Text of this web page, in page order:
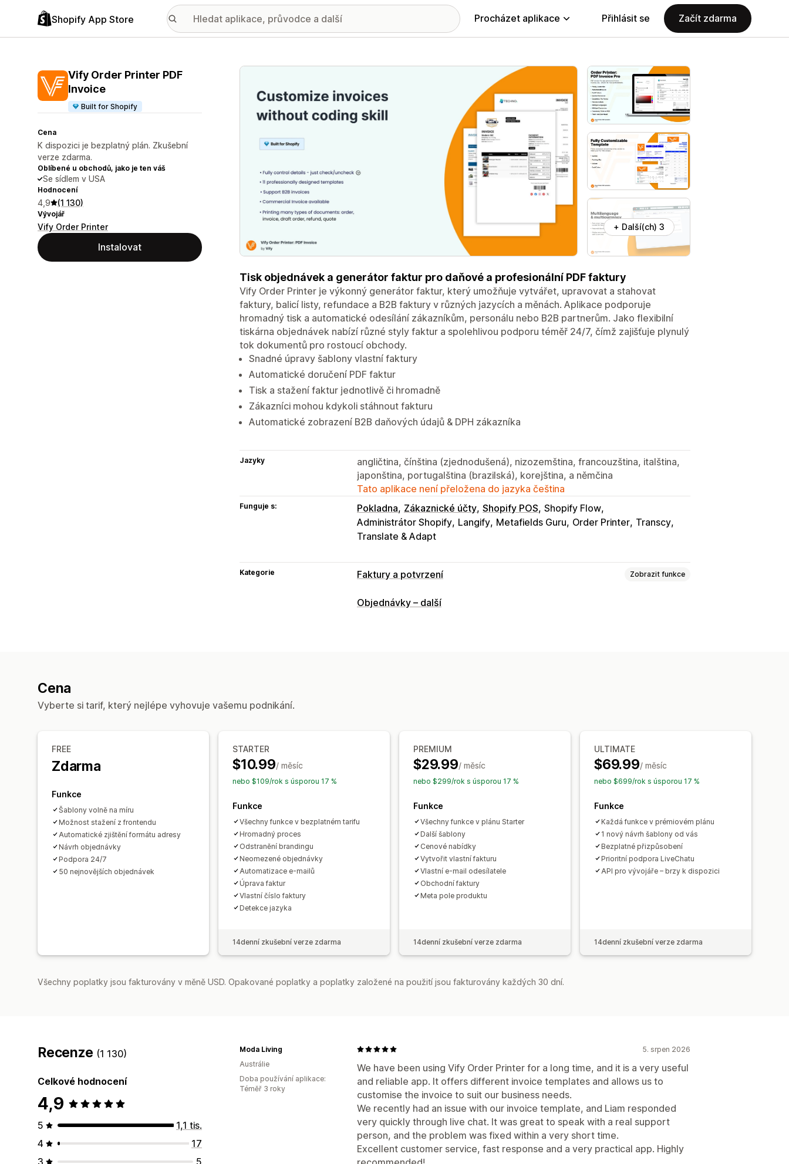
Shopify App Store Procházet aplikace Přihlásit se Začít zdarma
Vify Order Printer PDF
Invoice
Built for Shopify
Cena
K dispozici je bezplatný plán. Zkušební
verze zdarma.
Oblíbené u obchodů, jako je ten váš
Se sídlem v USA
Hodnocení
4,9 (1 130)
Vývojář
Vify Order Printer
Instalovat
Galerie propagovaných obrázků
+ Další(ch) 3
Tisk objednávek a generátor faktur pro daňové a profesionální PDF faktury
Vify Order Printer je výkonný generátor faktur, který umožňuje vytvářet, upravovat a stahovat
faktury, balicí listy, refundace a B2B faktury v různých jazycích a měnách. Aplikace podporuje
hromadný tisk a automatické odesílání zákazníkům, personálu nebo B2B partnerům. Jako flexibilní
tiskárna objednávek nabízí různé styly faktur a spolehlivou podporu téměř 24/7, čímž zajišťuje plynulý
tok dokumentů pro rostoucí obchody.
Snadné úpravy šablony vlastní faktury
Automatické doručení PDF faktur
Tisk a stažení faktur jednotlivě či hromadně
Zákazníci mohou kdykoli stáhnout fakturu
Automatické zobrazení B2B daňových údajů & DPH zákazníka
Jazyky
angličtina, čínština (zjednodušená), nizozemština, francouzština, italština,
japonština, portugalština (brazilská), korejština, a němčina
Tato aplikace není přeložena do jazyka čeština
Funguje s: Pokladna Zákaznické účty Shopify POS Shopify Flow
Administrátor Shopify Langify Metafields Guru Order Printer Transcy
Translate & Adapt
Kategorie Faktury a potvrzení Zobrazit funkce
Typy dokumentů
Generování PDF Tisk a export Postupné číslování
Objednávky – další
Cena
Vyberte si tarif, který nejlépe vyhovuje vašemu podnikání.
FREE
Zdarma
Funkce
Šablony volně na míru
Možnost stažení z frontendu
Automatické zjištění formátu adresy
Návrh objednávky
Podpora 24/7
50 nejnovějších objednávek
STARTER
$10.99/ měsíc
nebo $109/rok s úsporou 17 %
Funkce
Všechny funkce v bezplatném tarifu
Hromadný proces
Odstranění brandingu
Neomezené objednávky
Automatizace e-mailů
Úprava faktur
Vlastní číslo faktury
Detekce jazyka
14denní zkušební verze zdarma
PREMIUM
$29.99/ měsíc
nebo $299/rok s úsporou 17 %
Funkce
Všechny funkce v plánu Starter
Další šablony
Cenové nabídky
Vytvořit vlastní fakturu
Vlastní e-mail odesílatele
Obchodní faktury
Meta pole produktu
14denní zkušební verze zdarma
ULTIMATE
$69.99/ měsíc
nebo $699/rok s úsporou 17 %
Funkce
Každá funkce v prémiovém plánu
1 nový návrh šablony od vás
Bezplatné přizpůsobení
Prioritní podpora LiveChatu
API pro vývojáře – brzy k dispozici
14denní zkušební verze zdarma
Všechny poplatky jsou fakturovány v měně USD. Opakované poplatky a poplatky založené na použití jsou fakturovány každých 30 dní.
Recenze (1 130)
Celkové hodnocení
4,9
5
1,1 tis.
4
17
3
5
5. srpen 2026
We have been using Vify Order Printer for a long time, and it is a very useful
and reliable app. It offers different invoice templates and allows us to
customise the invoice to suit our business needs.
We recently had an issue with our invoice template, and Liam responded
very quickly through live chat. It was great to speak with a real support
person, and the problem was fixed within a very short time.
Excellent customer service, fast response and a very practical app. Highly
Moda Living
Austrálie
Doba používání aplikace:
Téměř 3 roky